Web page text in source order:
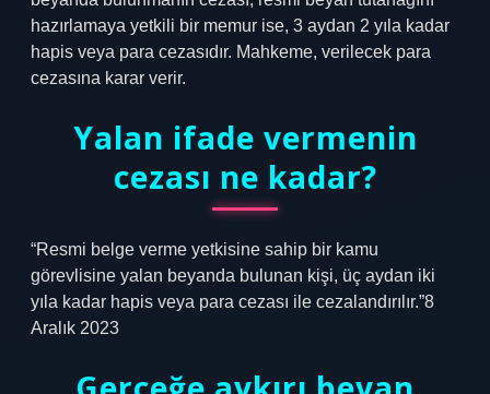
hazırlamaya yetkili bir memur ise, 3 aydan 2 yıla kadar
hapis veya para cezasıdır. Mahkeme, verilecek para
cezasına karar verir.
Yalan ifade vermenin
cezası ne kadar?
“Resmi belge verme yetkisine sahip bir kamu
görevlisine yalan beyanda bulunan kişi, üç aydan iki
yıla kadar hapis veya para cezası ile cezalandırılır.”8
Aralık 2023